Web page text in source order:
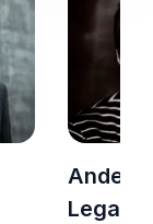
Anders
Legarth